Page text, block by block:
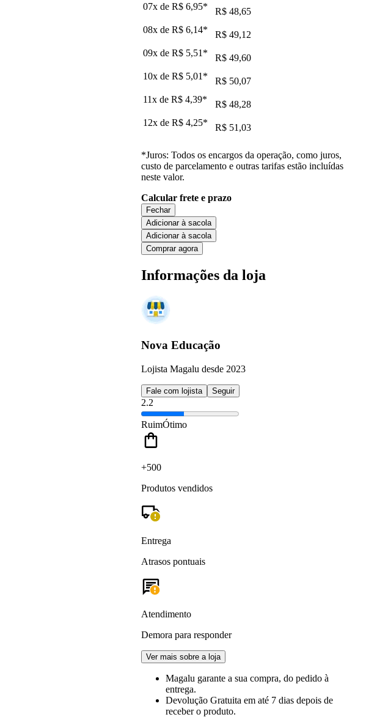
07x de R$ 6,95*
R$ 48,65
08x de R$ 6,14*
R$ 49,12
09x de R$ 5,51 *
R$ 49,60
10x de R$ 5,01 *
R$ 50,07
11x de R$ 4,39*
R$ 48,28
12x de R$ 4,25* R$ 51,03
*Juros: Todos os encargos da operação, como juros,
custo de parcelamento e outras tarifas estão incluídas
neste valor.
Calcular frete e prazo
Fechar
Adicionar à sacola
Adicionar à sacola
Comprar agora
Informações da loja
Nova Educação
Lojista Magalu desde 2023
Fale com lojista Seguir
2.2
RuimÓtimo
+500
Produtos vendidos
Entrega
Atrasos pontuais
Atendimento
Demora para responder
Ver mais sobre a loja
Magalu garante a sua compra, do pedido à
entrega.
Devolução Gratuita em até 7 dias depois de
receber o produto.